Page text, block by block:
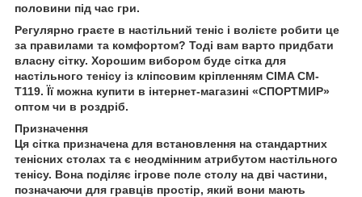
половини під час гри.
Регулярно граєте в настільний теніс і волієте робити це
за правилами та комфортом? Тоді вам варто придбати
власну сітку. Хорошим вибором буде сітка для
настільного тенісу із кліпсовим кріпленням CIMA CM-
T119. Її можна купити в інтернет-магазині «СПОРТМИР»
оптом чи в роздріб.
Призначення
Ця сітка призначена для встановлення на стандартних
тенісних столах та є неодмінним атрибутом настільного
тенісу. Вона поділяє ігрове поле столу на дві частини,
позначаючи для гравців простір, який вони мають